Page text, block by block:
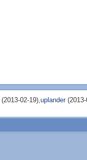
(2013-02-19),uplander(2013-